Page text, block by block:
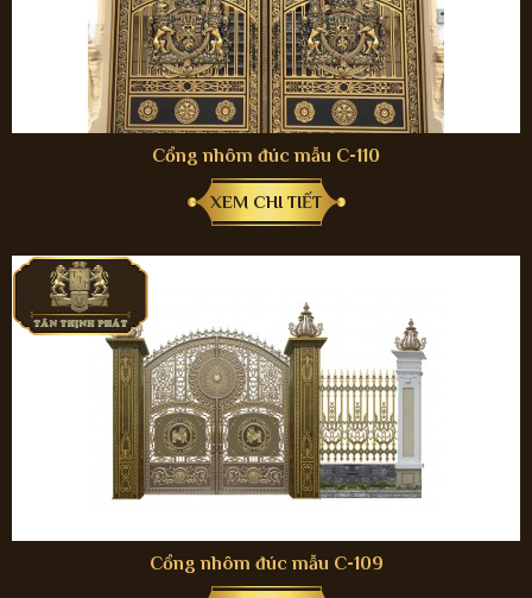
Cổng nhôm đúc mẫu C-110
XEM CHI TIẾT
Cổng nhôm đúc mẫu C-109